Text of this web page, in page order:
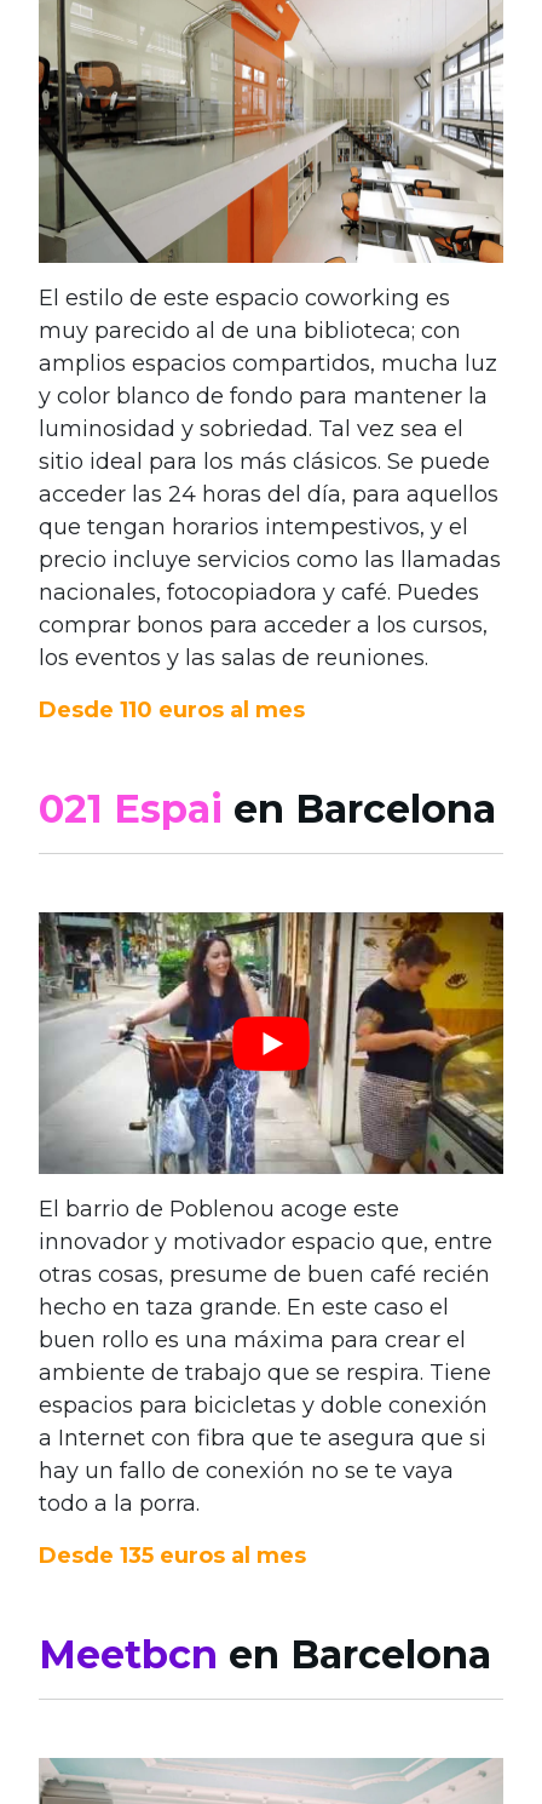
El estilo de este espacio coworking es
muy parecido al de una biblioteca; con
amplios espacios compartidos, mucha luz
y color blanco de fondo para mantener la
luminosidad y sobriedad. Tal vez sea el
sitio ideal para los más clásicos. Se puede
acceder las 24 horas del día, para aquellos
que tengan horarios intempestivos, y el
precio incluye servicios como las llamadas
nacionales, fotocopiadora y café. Puedes
comprar bonos para acceder a los cursos,
los eventos y las salas de reuniones.
Desde 110 euros al mes
021 Espai en Barcelona
El barrio de Poblenou acoge este
innovador y motivador espacio que, entre
otras cosas, presume de buen café recién
hecho en taza grande. En este caso el
buen rollo es una máxima para crear el
ambiente de trabajo que se respira. Tiene
espacios para bicicletas y doble conexión
a Internet con fibra que te asegura que si
hay un fallo de conexión no se te vaya
todo a la porra.
Desde 135 euros al mes
Meetbcn en Barcelona